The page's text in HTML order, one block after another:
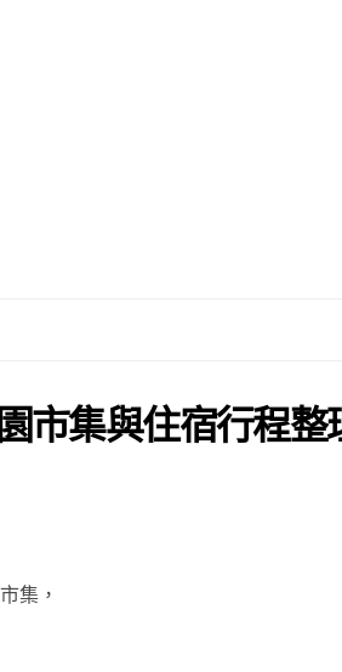
市集與住宿行程整
集，